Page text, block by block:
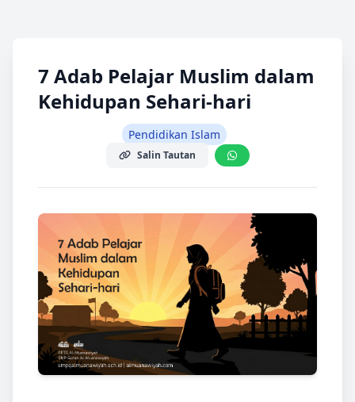
7 Adab Pelajar Muslim dalam
Kehidupan Sehari-hari
Pendidikan Islam
Salin Tautan